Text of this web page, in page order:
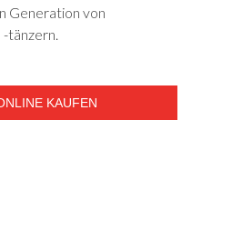
Generation von
tänzern.
KAUFEN